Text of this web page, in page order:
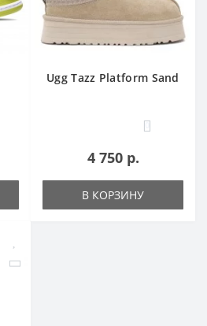
Ugg Tazz Platform Sand
0
4 750 р.
В КОРЗИНУ